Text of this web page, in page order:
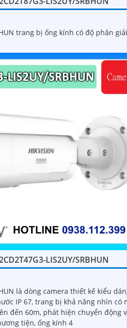
trang bị ống kính có độ phân
LIS2UY/SRBHUN
là dòng camera thiết kế kiểu
nhìn có màu
đến 60m, phát hiện chuyển động
tiện, ống kính 4